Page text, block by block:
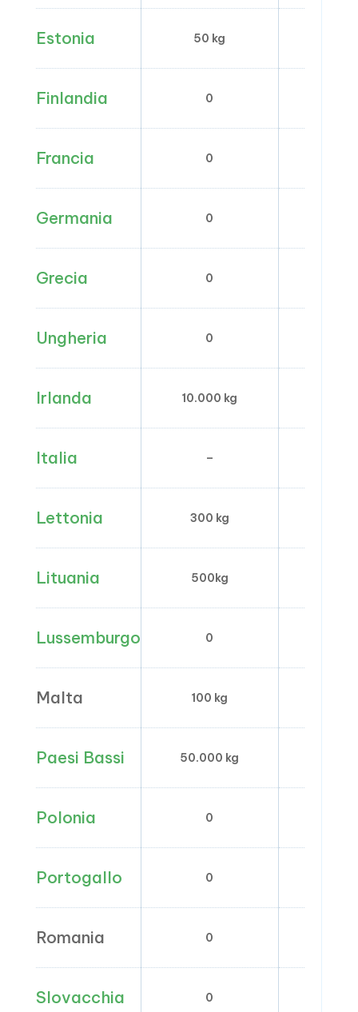
Estonia 50 kg
Finlandia 0
Francia 0
Germania 0
Grecia 0
Ungheria 0
Irlanda 10.000 kg
Italia –
Lettonia 300 kg
Lituania 500kg
Lussemburgo 0
Malta 100 kg
Paesi Bassi 50.000 kg
Polonia 0
Portogallo 0
Romania 0
Slovacchia 0